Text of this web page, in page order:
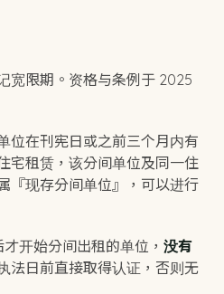
宽限期。资格与条例于 2025
位在刊宪日或之前三个月内有
宅租赁，该分间单位及同一住
『现存分间单位』，可以进行
开始分间出租的单位， 没有
法日前直接取得认证，否则无